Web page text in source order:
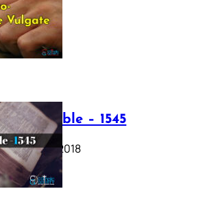
Vulgate
July 12, 2025
Luther Bible – 1545
October 17, 2018